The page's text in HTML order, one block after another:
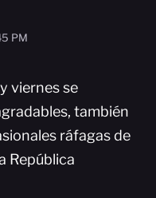
PM
viernes se
también
ráfagas de
República